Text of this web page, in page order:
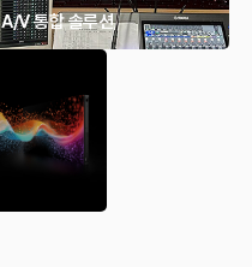
A/V 통합 솔루션